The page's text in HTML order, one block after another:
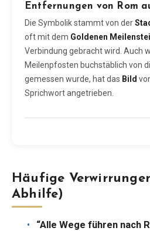
Entfernungen von Rom
Die Symbolik stammt von der
oft mit dem Goldenen
Verbindung gebracht wird. Auch
Meilenpfosten buchstäblich von
gemessen wurde, hat das Bild
Sprichwort angetrieben.
Häufige
Abhilfe)
“Alle Wege führen nach